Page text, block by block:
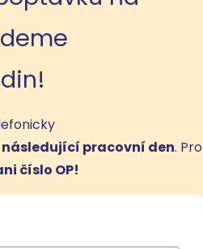
následující pracovní den. Pro
číslo OP!